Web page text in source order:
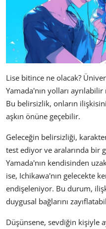
Lise bitince ne olacak?
Yamada'nın yolları
Bu belirsizlik, onların
aşkın önüne geçebilir.
Geleceğin belirsizliği,
test ediyor ve aralarında bir
Yamada'nın kendisinden
ise, Ichikawa'nın gelecekte
endişeleniyor. Bu durum,
duygusal bağlarını
Düşünsene, sevdiğin kişiyle